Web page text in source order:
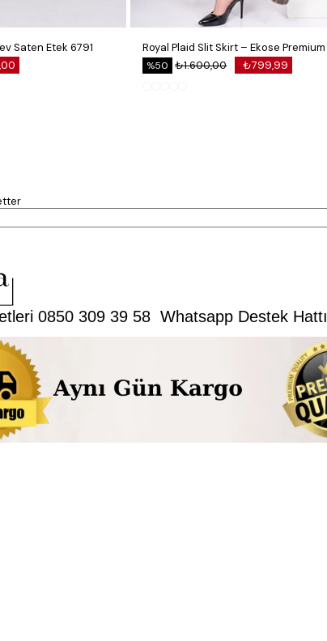
Saten Etek 6791
₺799,99
₺1.600,00
%50
0850 309 39 58 Whatsapp Destek